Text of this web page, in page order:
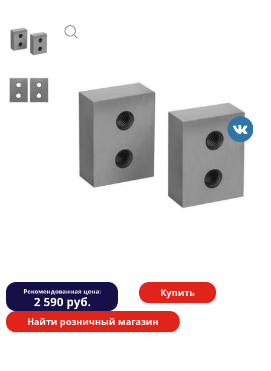
Рекомендованная цена:
2 590 руб.
Купить
Найти розничный магазин